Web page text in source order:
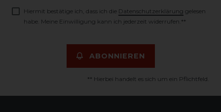
Hiermit bestätige ich, dass ich die Daten­schutz­erklärung gelesen
habe. Meine Einwilligung kann ich jederzeit widerrufen.**
ABONNIEREN
** Hierbei handelt es sich um ein Pflichtfeld.